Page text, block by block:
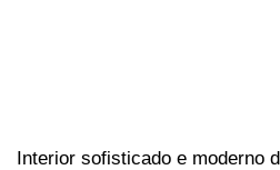
Interior sofisticado e moderno